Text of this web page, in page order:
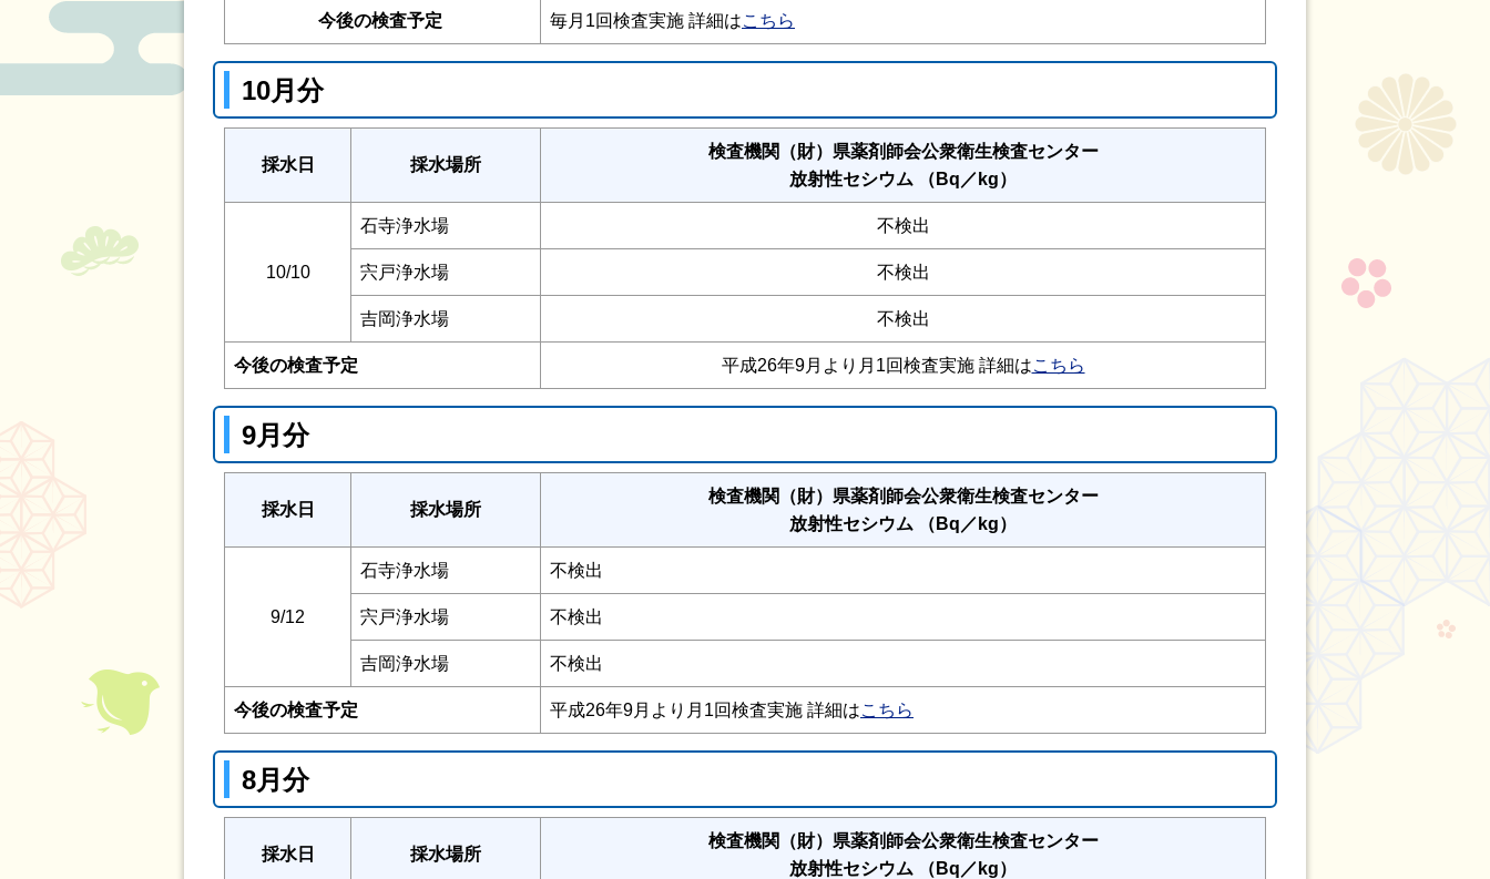
今後の検査予定 毎月1回検査実施 詳細はこちら
10月分
採水日 採水場所
検査機関（財）県薬剤師会公衆衛生検査センター
放射性セシウム （Bq／kg）
10/10
石寺浄水場 不検出
宍戸浄水場 不検出
吉岡浄水場 不検出
今後の検査予定 平成26年9月より月1回検査実施 詳細はこちら
9月分
採水日 採水場所
検査機関（財）県薬剤師会公衆衛生検査センター
放射性セシウム （Bq／kg）
9/12
石寺浄水場 不検出
宍戸浄水場 不検出
吉岡浄水場 不検出
今後の検査予定 平成26年9月より月1回検査実施 詳細はこちら
8月分
採水日 採水場所
検査機関（財）県薬剤師会公衆衛生検査センター
放射性セシウム （Bq／kg）